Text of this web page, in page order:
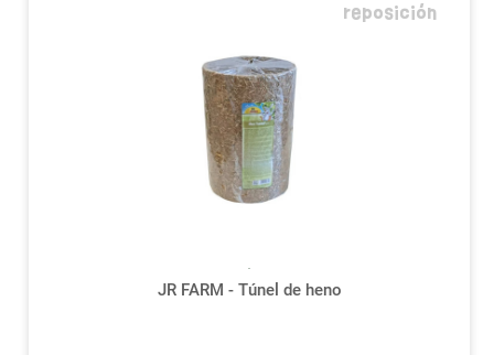
JR FARM - Túnel de heno
reposición